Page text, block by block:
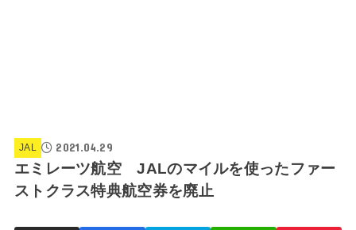
JAL 2021.04.29
エミレーツ航空 JALのマイルを使ったファー
ストクラス特典航空券を廃止